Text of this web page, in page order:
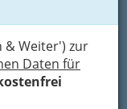
& Weiter') zur
Daten für